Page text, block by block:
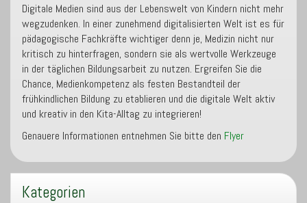
Digitale Medien sind aus der Lebenswelt von Kindern nicht mehr
wegzudenken. In einer zunehmend digitalisierten Welt ist es für
pädagogische Fachkräfte wichtiger denn je, Medizin nicht nur
kritisch zu hinterfragen, sondern sie als wertvolle Werkzeuge
in der täglichen Bildungsarbeit zu nutzen. Ergreifen Sie die
Chance, Medienkompetenz als festen Bestandteil der
frühkindlichen Bildung zu etablieren und die digitale Welt aktiv
und kreativ in den Kita-Alltag zu integrieren!
Genauere Informationen entnehmen Sie bitte den Flyer
Kategorien